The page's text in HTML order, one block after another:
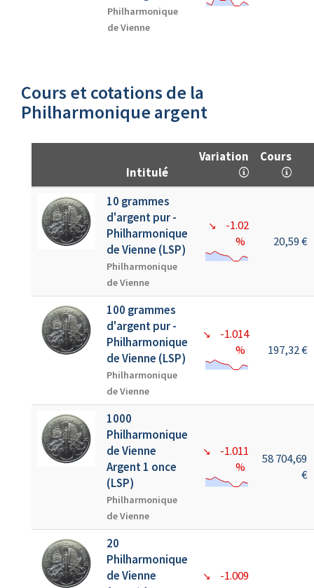
Philharmonique
de Vienne
Cours et cotations de la
Philharmonique argent
Intitulé
Variation Cours
10 grammes
d'argent pur -
Philharmonique
de Vienne (LSP)
Philharmonique
de Vienne
↘
-1.02
%
20,59 €
100 grammes
d'argent pur -
Philharmonique
de Vienne (LSP)
Philharmonique
de Vienne
↘
-1.014
%
197,32 €
1000
Philharmonique
de Vienne
Argent 1 once
(LSP)
Philharmonique
de Vienne
↘
-1.011
%
58 704,69
€
20
Philharmonique
de Vienne
↘
-1.009